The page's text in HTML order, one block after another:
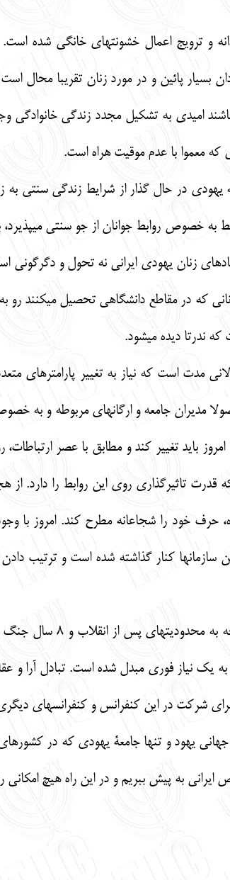
و ترويج اعمال خشونت‏هاي خانگي شده است.
بسيار پائين و در مورد زنان تقريبا محال
اميدي به تشكيل مجدد زندگي خانوادگي
كه معموا با عدم موقيت هراه است.
يهودي در حال گذار از شرايط زندگي سنتي
به خصوص روابط جوانان از جو سنتي
زنان يهودي ايراني نه تحول و
كه در مقاطع دانشگاهي تحصيل مي‏كنند
ندرتا ديده مي‏شود.
است كه نياز به تغيير پارامترهاي
مديران جامعه و ارگان‏هاي مربوطه و
بايد تغيير كند و مطابق با عصر
تاثيرگذاري روي اين روابط را دارد. از
حرف خود را شجاعانه مطرح كند. امروز با
سازمان‏ها كنار گذاشته شده است و ترتيب
مشكل ديگر در زندگي
يك نياز فوري مبدل شده است. تبادل آرا و
شركت در اين كنفرانس و كنفرانس‏هاي
يهود و تنها جامعة يهودي كه در
ايراني به پيش ببريم و در اين راه هيچ امكاني